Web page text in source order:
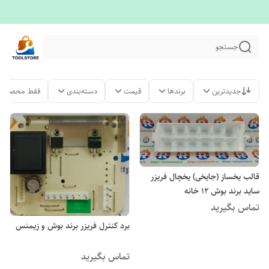
جستجو
جدیدترین برندها قیمت دسته‌بندی فقط
قالب یخساز (جایخی) یخچال فریزر
ساید برند بوش 12 خانه
تماس بگیرید
برد کنترل فریزر برند بوش و زیمنس
تماس بگیرید